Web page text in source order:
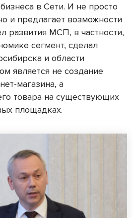
в Сети. И не просто
и предлагает возможности
развития МСП, в частности,
сегмент, сделал
и области
является не создание
магазина, а
товара на существующих
площадках.